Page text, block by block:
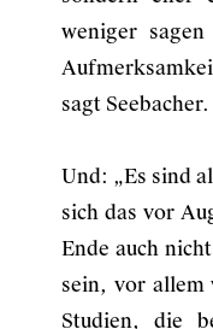
weniger
sagt Seebacher.
Und: „Es sind
sich das vor
Ende auch
sein, vor allem
Studien, die